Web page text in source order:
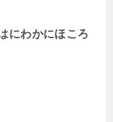
にわかにほころ